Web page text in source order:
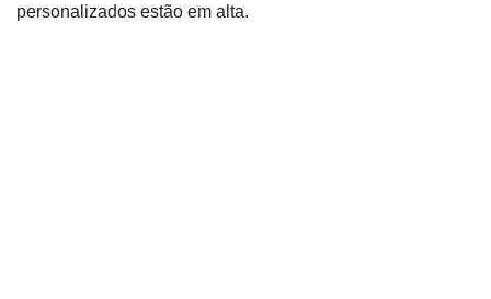
personalizados estão em alta.